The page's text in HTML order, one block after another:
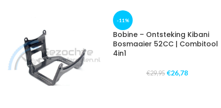
-11%
Bobine – Ontsteking Kibani
Bosmaaier 52CC | Combitool
4in1
€29,95 €26,78